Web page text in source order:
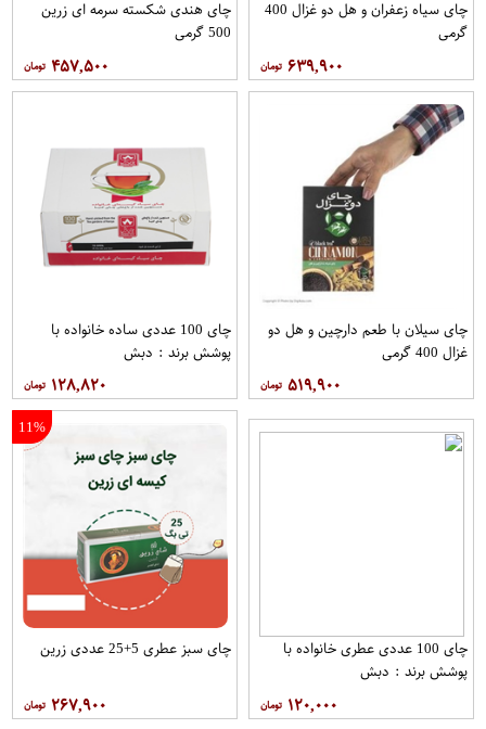
چای سیاه زعفران و هل دو غزال 400
گرمی
۶۳۹,۹۰۰
چای هندی شکسته سرمه ای زرین
500 گرمی
۴۵۷,۵۰۰
چای سیلان با طعم دارچین و هل دو
غزال 400 گرمی
۵۱۹,۹۰۰
چای 100 عددی ساده خانواده با
پوشش برند : دبش
۱۲۸,۸۲۰
چای 100 عددی عطری خانواده با
پوشش برند : دبش
۱۲۰,۰۰۰
11%
چای سبز عطری 5+25 عددی زرین
۲۶۷,۹۰۰